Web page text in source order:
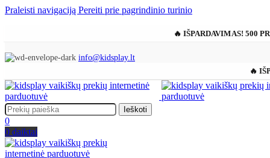
Praleisti navigaciją Pereiti prie pagrindinio turinio
🔥 IŠPARDAVIMAS! 500
info@kidsplay.lt
🔥
Ieškoti
0
0 daiktai